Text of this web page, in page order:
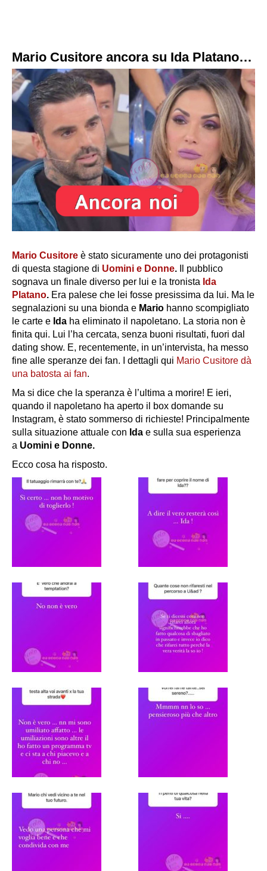
Mario Cusitore ancora su Ida Platano…
Mario Cusitore è stato sicuramente uno dei protagonisti
di questa stagione di Uomini e Donne.
Il pubblico
sognava un finale diverso per lui e la tronista Ida
Platano. Era palese che lei fosse presissima da lui. Ma le
segnalazioni su una bionda e Mario hanno scompigliato
le carte e Ida ha eliminato il napoletano. La storia non è
finita qui. Lui l’ha cercata, senza buoni risultati, fuori dal
dating show. E, recentemente, in un’intervista, ha messo
fine alle speranze dei fan. I dettagli qui Mario Cusitore dà
una batosta ai fan.
Ma si dice che la speranza è l’ultima a morire! E ieri,
quando il napoletano ha aperto il box domande su
Instagram, è stato sommerso di richieste! Principalmente
sulla situazione attuale con Ida e sulla sua esperienza
a Uomini e Donne.
Ecco cosa ha risposto.